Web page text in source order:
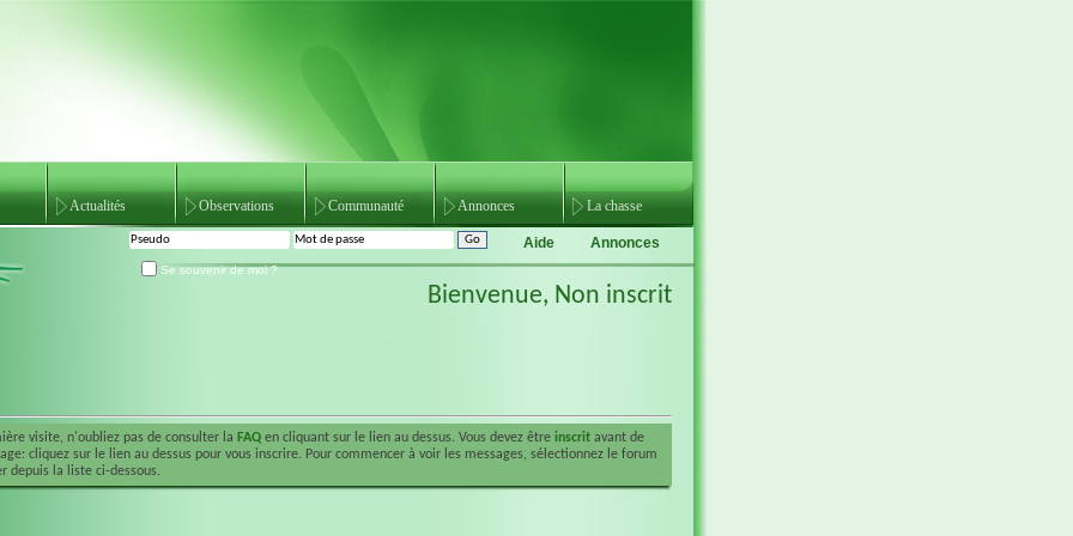
Actualités Observations Communauté Annonces La chasse
Annonces
Aide
Se souvenir de moi ?
Bienvenue, Non inscrit
visite, n'oubliez pas de consulter la FAQ en cliquant sur le lien au dessus. Vous devez être inscrit avant de
cliquez sur le lien au dessus pour vous inscrire. Pour commencer à voir les messages, sélectionnez le forum
depuis la liste ci-dessous.